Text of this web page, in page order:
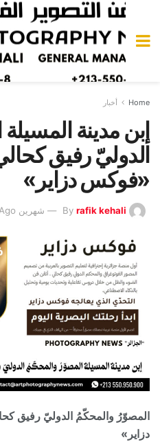
Home أخبار
إبن مدينة
الدوليّ رفيق
«فوكس دزاير»
By rafik kehali شهرين Ago
المصوّرُ والمحكّمُ الدوليّ رفيق
دزاير»